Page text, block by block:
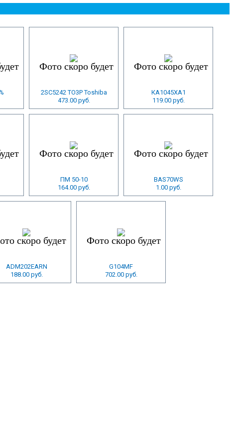
2SC5242 TO3P Toshiba
473.00 руб.
КА1045ХА1
119.00 руб.
ПМ 50-10
164.00 руб.
BAS70WS
1.00 руб.
ADM202EARN
188.00 руб.
G104MF
702.00 руб.